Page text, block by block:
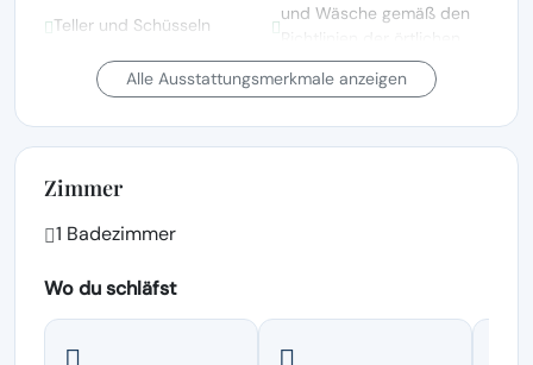
Teller und Schüsseln
und Wäsche gemäß den
Behörden gewaschen
Bettwäsche vorhanden
Waschmaschine
Fernsehen
Radio
Alle Ausstattungsmerkmale anzeigen
Zimmer
1 Badezimmer
Wo du schläfst